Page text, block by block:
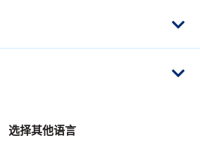
选择其他语言